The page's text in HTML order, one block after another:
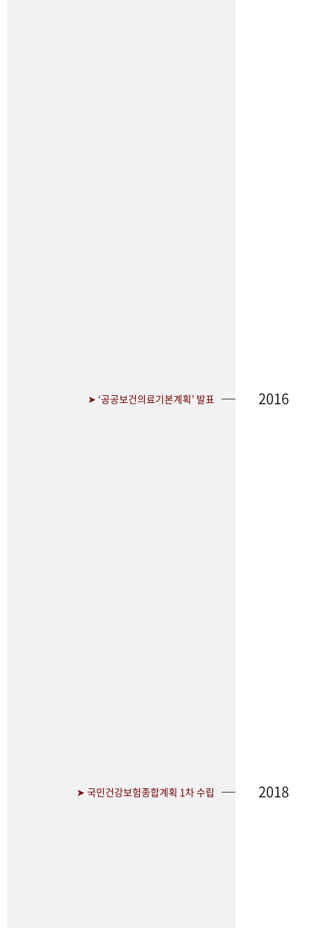
➤ ‘공공보건의료기본계획’ 발표 2016
➤ 국민건강보험종합계획 1차 수립 2018